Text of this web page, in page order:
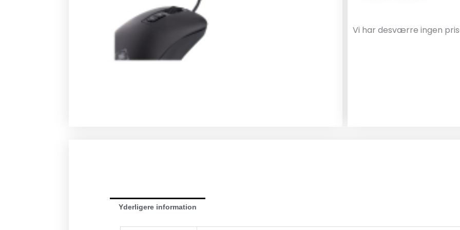
Vi har desværre ingen
Yderligere information